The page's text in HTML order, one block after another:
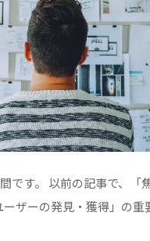
です。 以前の記事で、「
ーザーの発見・獲得」の重